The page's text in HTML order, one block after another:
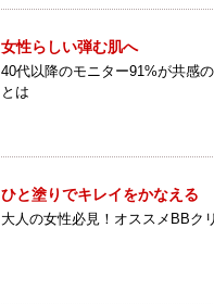
女性らしい弾む肌へ
40代以降のモニター91%が共感
とは
ひと塗りでキレイをかなえる
大人の女性必見！オススメBBク